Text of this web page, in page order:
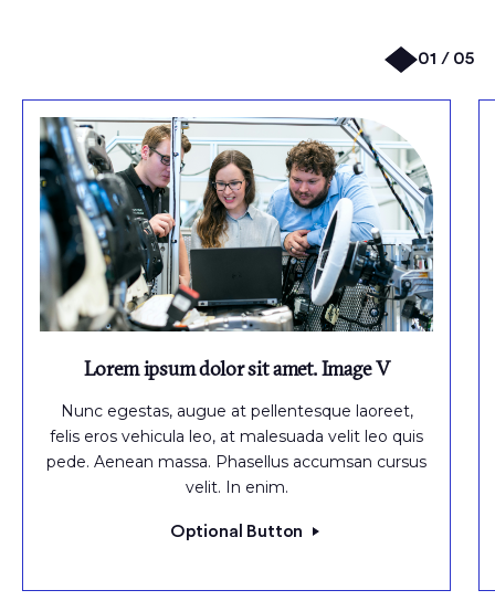
Lorem ipsum dolor sit amet. Image V
Nunc egestas, augue at pellentesque laoreet,
felis eros vehicula leo, at malesuada velit leo quis
pede. Aenean massa. Phasellus accumsan cursus
velit. In enim.
Optional Button
01 / 05